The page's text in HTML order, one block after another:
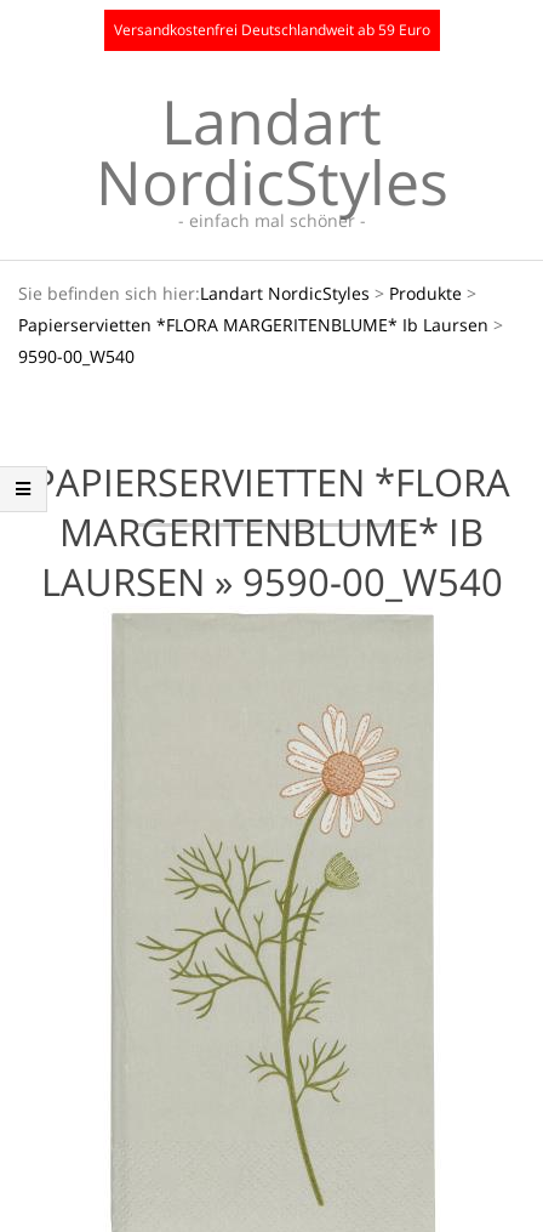
Versandkostenfrei Deutschlandweit ab 59 Euro
Landart
NordicStyles
- einfach mal schöner -
Navigation
Menu
Sie befinden sich hier:Landart NordicStyles > Produkte >
Papierservietten *FLORA MARGERITENBLUME* Ib Laursen >
9590-00_W540
PAPIERSERVIETTEN *FLORA
MARGERITENBLUME* IB
LAURSEN » 9590-00_W540